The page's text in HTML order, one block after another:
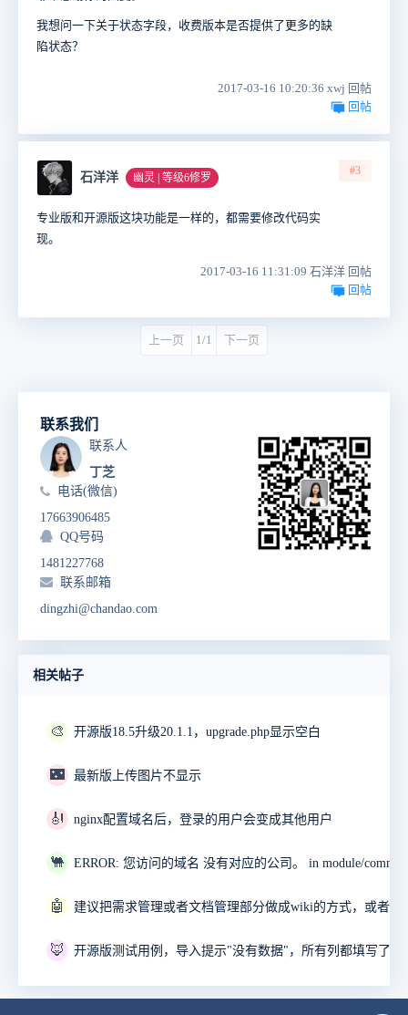
我想问一下关于状态字段，收费版本是否提供了更多的缺
陷状态？
2017-03-16 10:20:36 xwj 回帖
回帖
石洋洋 幽灵 | 等级6修罗
#3
专业版和开源版这块功能是一样的，都需要修改代码实
现。
2017-03-16 11:31:09 石洋洋 回帖
回帖
上一页 1/1 下一页
联系我们
联系人
丁芝
电话(微信)
17663906485
QQ号码
1481227768
联系邮箱
dingzhi@chandao.com
相关帖子
🎨 开源版18.5升级20.1.1，upgrade.php显示空白
🌃 最新版上传图片不显示
🎻 nginx配置域名后，登录的用户会变成其他用户
🐫
🤖
🦊 开源版测试用例，导入提示"没有数据"，所有列都填写了。